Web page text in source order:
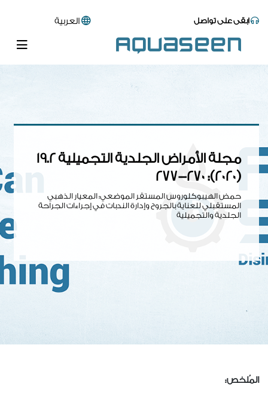
ابقى على تواصل العربية
مجلة الأمراض الجلدية التجميلية 19.2
(2020): 270-277
حمض الهيبوكلوروس المستقر الموضعي: المعيار الذهبي
المستقبلي للعناية بالجروح وإدارة الندبات في إجراءات الجراحة
الجلدية والتجميلية
المُلخص: